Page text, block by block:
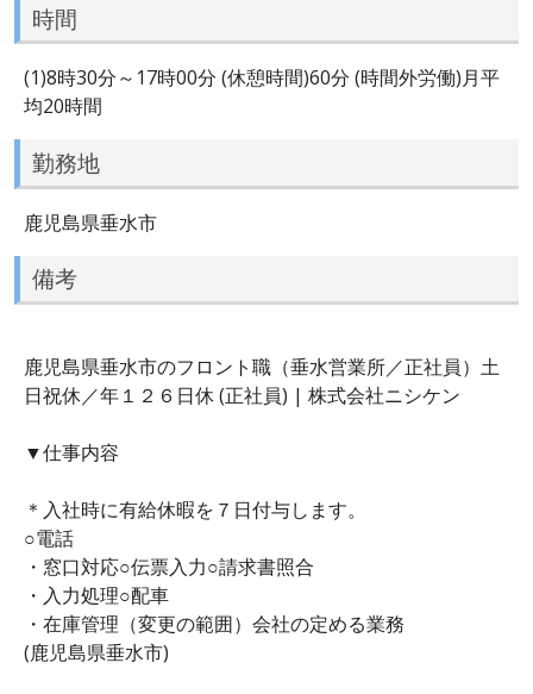
時間
(1)8時30分～17時00分 (休憩時間)60分 (時間外労働)月平
均20時間
勤務地
鹿児島県垂水市
備考
鹿児島県垂水市のフロント職（垂水営業所／正社員）土
日祝休／年１２６日休 (正社員) | 株式会社ニシケン
▼仕事内容
＊入社時に有給休暇を７日付与します。
○電話
・窓口対応○伝票入力○請求書照合
・入力処理○配車
・在庫管理（変更の範囲）会社の定める業務
(鹿児島県垂水市)